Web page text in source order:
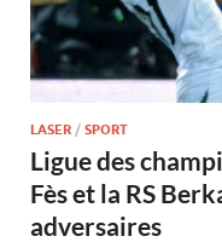
LASER / SPORT
Ligue des
Fès et la RS
adversaires